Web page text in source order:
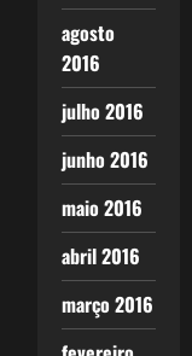
agosto
2016
julho 2016
junho 2016
maio 2016
abril 2016
março 2016